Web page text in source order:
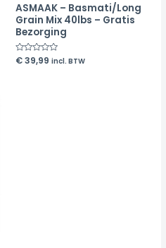
ASMAAK – Basmati/Long
Grain Mix 40lbs – Gratis
Bezorging
Rated
€39,99 incl. BTW